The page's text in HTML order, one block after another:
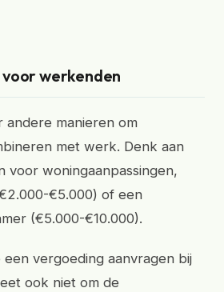
werkenden
andere manieren om
met werk. Denk aan
voor woningaanpassingen,
€5.000) of een
(€5.000-€10.000).
een vergoeding aanvragen bij
ook niet om de